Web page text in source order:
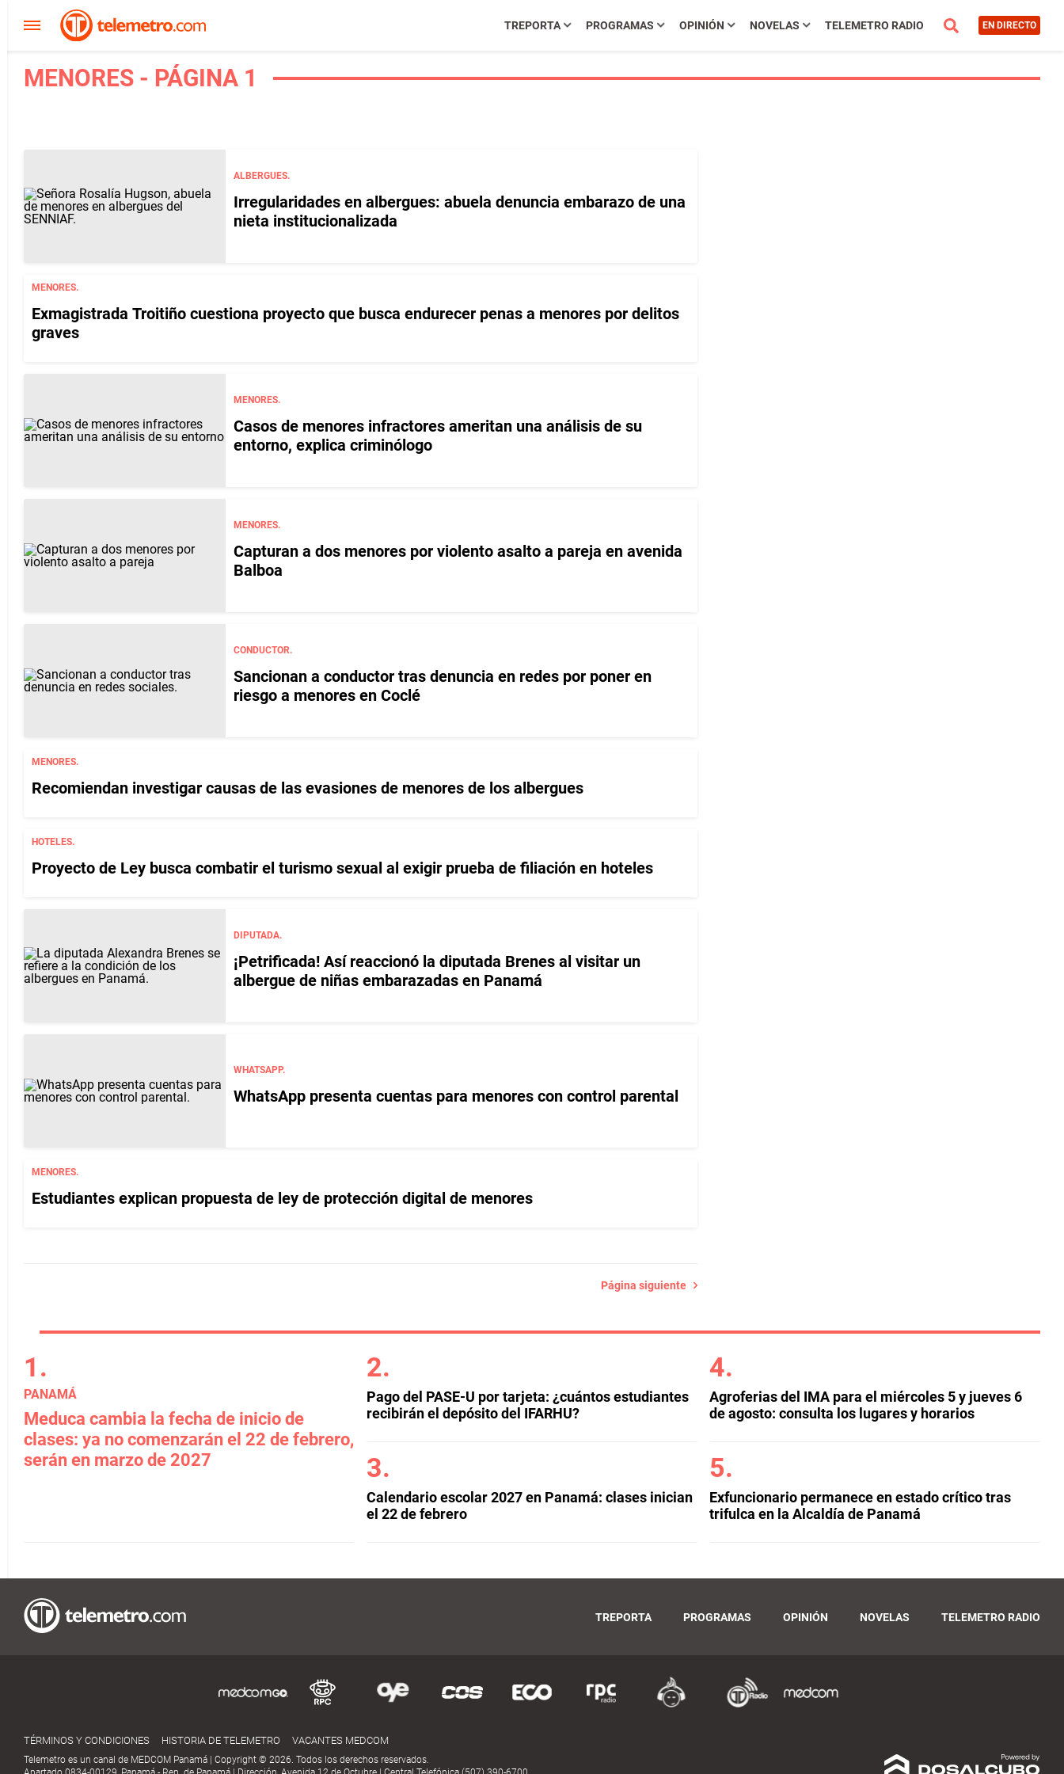
TREPORTA PROGRAMAS OPINIÓN NOVELAS TELEMETRO RADIO EN DIRECTO
MENORES - PÁGINA 1
ALBERGUES.
Irregularidades en albergues: abuela denuncia embarazo de una
nieta institucionalizada
MENORES.
Exmagistrada Troitiño cuestiona proyecto que busca endurecer penas a menores por delitos
graves
MENORES.
Casos de menores infractores ameritan una análisis de su
entorno, explica criminólogo
MENORES.
Capturan a dos menores por violento asalto a pareja en avenida
Balboa
CONDUCTOR.
Sancionan a conductor tras denuncia en redes por poner en
riesgo a menores en Coclé
MENORES.
Recomiendan investigar causas de las evasiones de menores de los albergues
HOTELES.
Proyecto de Ley busca combatir el turismo sexual al exigir prueba de filiación en hoteles
DIPUTADA.
¡Petrificada! Así reaccionó la diputada Brenes al visitar un
albergue de niñas embarazadas en Panamá
WHATSAPP.
WhatsApp presenta cuentas para menores con control parental
MENORES.
Estudiantes explican propuesta de ley de protección digital de menores
Página siguiente
PANAMÁ
Meduca cambia la fecha de inicio de
clases: ya no comenzarán el 22 de febrero,
serán en marzo de 2027
Pago del PASE-U por tarjeta: ¿cuántos estudiantes
recibirán el depósito del IFARHU?
Calendario escolar 2027 en Panamá: clases inician
el 22 de febrero
Agroferias del IMA para el miércoles 5 y jueves 6
de agosto: consulta los lugares y horarios
Exfuncionario permanece en estado crítico tras
trifulca en la Alcaldía de Panamá
TREPORTA PROGRAMAS OPINIÓN NOVELAS TELEMETRO RADIO
TÉRMINOS Y CONDICIONES HISTORIA DE TELEMETRO VACANTES MEDCOM
Telemetro es un canal de MEDCOM Panamá | Copyright © 2026. Todos los derechos reservados.